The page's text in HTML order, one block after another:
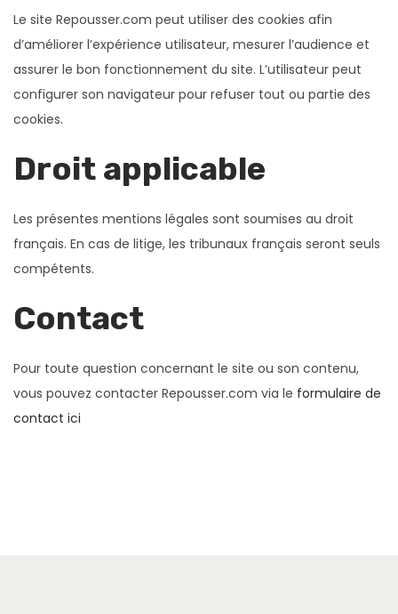
Le site Repousser.com peut utiliser des cookies afin
d’améliorer l’expérience utilisateur, mesurer l’audience et
assurer le bon fonctionnement du site. L’utilisateur peut
configurer son navigateur pour refuser tout ou partie des
cookies.
Droit applicable
Les présentes mentions légales sont soumises au droit
français. En cas de litige, les tribunaux français seront seuls
compétents.
Contact
Pour toute question concernant le site ou son contenu,
vous pouvez contacter Repousser.com via le formulaire de
contact ici